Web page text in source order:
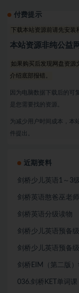
套资源（音频+学生/老
付费提示
下载本站资源前请先安装
本站资源非纯公益
如果购买后发现网盘资源
介绍底部报错。
因为电脑数据下载后的可
是您需要找的资源。
为减少用户时间成本，本
件提出。
近期资料
剑桥少儿英语1～3
剑桥英语憨爸巫老
剑桥英语分级读物
剑桥少儿英语预备
剑桥少儿英语预备级
剑桥EIM（第二版
036.剑桥KET单词课